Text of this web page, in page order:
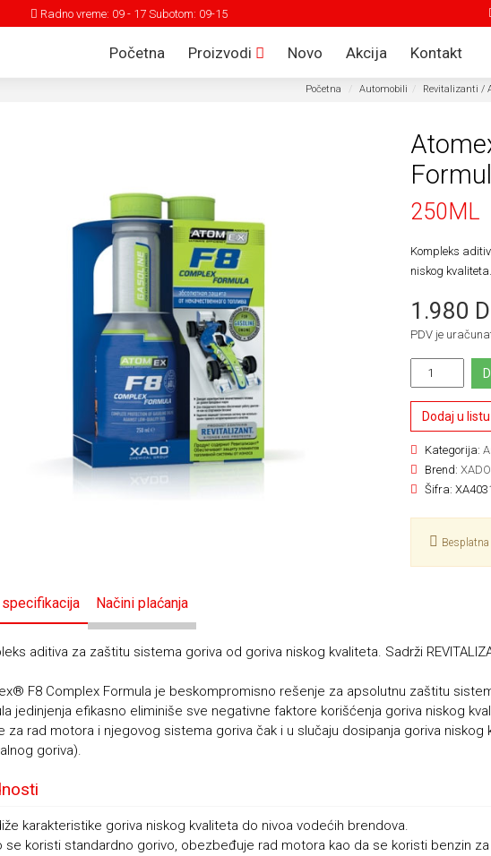
Radno vreme: 09 - 17 Subotom: 09-15
Početna Proizvodi Novo Akcija Kontakt
Početna Automobili Revitalizanti /
250ML
Kompleks
niskog
1.980
PDV je
Dodaj u
Kategorija:
Brend:XADO
Šifra:
Načini plaćanja
aditiva za zaštitu sistema goriva od goriva niskog kvaliteta. Sadrži
F8 Complex Formula je beskompromisno rešenje za apsolutnu zaštitu
jedinjenja efikasno eliminiše sve negativne faktore korišćenja goriva niskog
za rad motora i njegovog sistema goriva čak i u slučaju dosipanja goriva niskog
goriva).
karakteristike goriva niskog kvaliteta do nivoa vodećih brendova.
se koristi standardno gorivo, obezbeđuje rad motora kao da se koristi benzin